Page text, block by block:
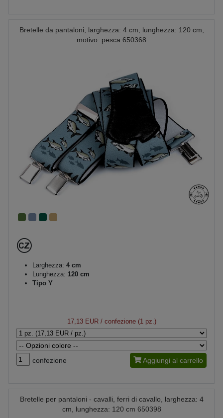
Bretelle da pantaloni, larghezza: 4 cm, lunghezza: 120 cm,
motivo: pesca 650368
Larghezza: 4 cm
Lunghezza: 120 cm
Tipo Y
17,13 EUR/ confezione (1 pz.)
confezione Aggiungi al carrello
Bretelle per pantaloni - cavalli, ferri di cavallo, larghezza: 4
cm, lunghezza: 120 cm 650398